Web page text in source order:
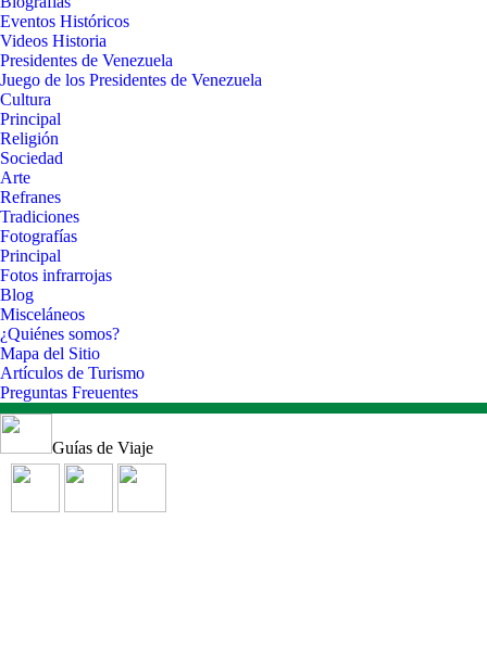
Eventos Históricos
Videos Historia
Presidentes de Venezuela
Juego de los Presidentes de Venezuela
Cultura
Principal
Religión
Sociedad
Arte
Refranes
Tradiciones
Fotografías
Principal
Fotos infrarrojas
Blog
Misceláneos
¿Quiénes somos?
Mapa del Sitio
Artículos de Turismo
Preguntas Freuentes
Guías de Viaje